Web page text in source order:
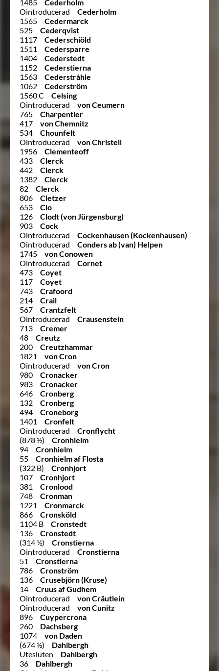
1485
Cederholm
Ointroducerad
Cederholm
1565
Cedermarck
525
Cederqvist
1117
Cederschiöld
1511
Cedersparre
1404
Cederstedt
1152
Cederstierna
1563
Cederstråhle
1062
Cederström
1560 C
Celsing
Ointroducerad
von Ceumern
765
Charpentier
417
von Chemnitz
534
Chounfelt
Ointroducerad
von Christell
1956
Clementeoff
433
Clerck
442
Clerck
1382
Clerck
82
Clerck
806
Cletzer
653
Clo
126
Clodt (von Jürgensburg)
903
Cock
Ointroducerad
Cockenhausen (Kockenhausen)
Ointroducerad
Conders ab (van) Helpen
1745
von Conowen
Ointroducerad
Cornet
473
Coyet
117
Coyet
743
Crafoord
214
Crail
567
Crantzfelt
Ointroducerad
Crausenstein
713
Cremer
48
Creutz
200
Creutzhammar
1821
von Cron
Ointroducerad
von Cron
980
Cronacker
983
Cronacker
646
Cronberg
132
Cronberg
494
Croneborg
1401
Cronfelt
Ointroducerad
Cronflycht
(878 ½)
Cronhielm
94
Cronhielm
55
Cronhielm af Flosta
(322 B)
Cronhjort
107
Cronhjort
381
Cronlood
748
Cronman
1221
Cronmarck
866
Cronsköld
1104 B
Cronstedt
136
Cronstedt
(314 ½)
Cronstierna
Ointroducerad
Cronstierna
51
Cronstierna
786
Cronström
136
Crusebjörn (Kruse)
14
Cruus af Gudhem
Ointroducerad
von Cräutlein
Ointroducerad
von Cunitz
896
Cuypercrona
260
Dachsberg
1074
von Daden
(674 ½)
Dahlbergh
Utesluten
Dahlbergh
36
Dahlbergh